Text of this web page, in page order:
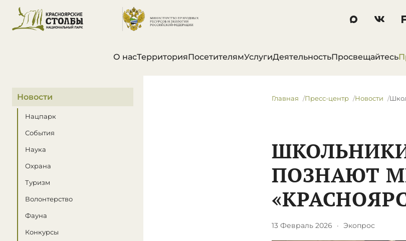
О насТерриторияПосетителямУслугиДеятельностьПросвещайтесь
В этом разделе
Новости
Нацпарк
События
Наука
Охрана
Туризм
Волонтерство
Фауна
Конкурсы
Главная Пресс-центр Новости
ПОЗНАЮТ
13 Февраль 2026 · Экопрос